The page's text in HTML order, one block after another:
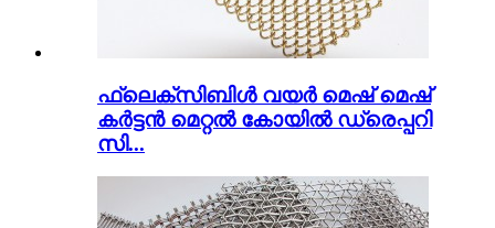
ഫ്ലെക്സിബിൾ വയർ മെഷ് മെഷ്
കർട്ടൻ മെറ്റൽ കോയിൽ ഡ്രെപ്പറി
സി...